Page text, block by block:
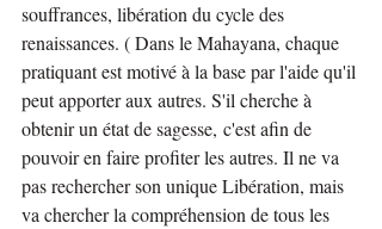
souffrances, libération du cycle des
renaissances. ( Dans le Mahayana, chaque
pratiquant est motivé à la base par l'aide qu'il
peut apporter aux autres. S'il cherche à
obtenir un état de sagesse, c'est afin de
pouvoir en faire profiter les autres. Il ne va
pas rechercher son unique Libération, mais
va chercher la compréhension de tous les